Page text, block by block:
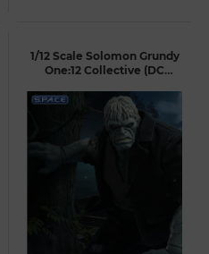
1/12 Scale Solomon Grundy
One:12 Collective (DC